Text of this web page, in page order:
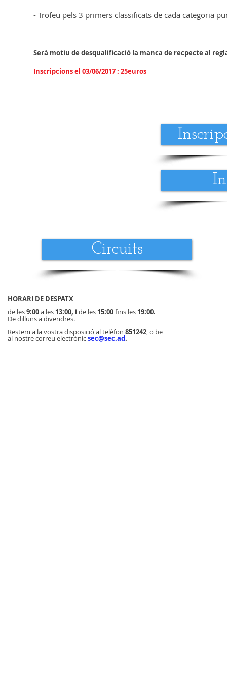
- Trofeu pels 3 primers classificats de cada categoria
Serà motiu de desqualificació la manca de recpecte al
Inscripcions el 03/06/2017 : 25euros
Circuits
HORARI DE DESPATX
de les9:00a les 13:00, i de les 15:00fins les 19:00.
De dilluns a divendres.
Restem a la vostra disposició al telèfon 851242, o be
al nostre correu electrònicsec@sec.ad.